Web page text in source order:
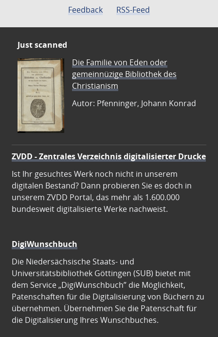
Feedback
RSS-Feed
Just scanned
Die Familie von Eden oder
gemeinnüzige Bibliothek des
Christianism
Autor: Pfenninger, Johann Konrad
ZVDD - Zentrales Verzeichnis digitalisierter Drucke
Ist Ihr gesuchtes Werk noch nicht in unserem
digitalen Bestand? Dann probieren Sie es doch in
unserem ZVDD Portal, das mehr als 1.600.000
bundesweit digitalisierte Werke nachweist.
DigiWunschbuch
Die Niedersächsische Staats- und
Universitätsbibliothek Göttingen (SUB) bietet mit
dem Service „DigiWunschbuch” die Möglichkeit,
Patenschaften für die Digitalisierung von Büchern zu
übernehmen. Übernehmen Sie die Patenschaft für
die Digitalisierung Ihres Wunschbuches.